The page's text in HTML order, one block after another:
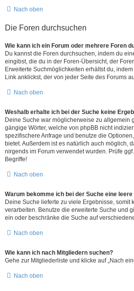
Nach oben
Die Foren durchsuchen
Wie kann ich ein Forum oder mehrere Foren
Du kannst die Foren durchsuchen, indem du
eingibst, die du in der Foren-Übersicht, der
Erweiterte Suchmöglichkeiten erhältst du,
Link anklickst, der von jeder Seite des Forums
Nach oben
Weshalb erhalte ich bei der Suche keine
Deine Suche war möglicherweise zu allgemein
gängige Wörter, welche von phpBB nicht
spezifischere Anfrage und benutze die
bietet. Außerdem ist es natürlich auch möglich,
nirgends im Forum verwendet wurden. Prüfe
Begriffe!
Nach oben
Warum bekomme ich bei der Suche eine leere
Deine Suche lieferte zu viele Ergebnisse, somit
verarbeiten. Benutze die erweiterte Suche und
ein oder beschränke die Suche auf
Nach oben
Wie kann ich nach Mitgliedern suchen?
Gehe zur Mitgliederliste und klicke auf „Nach
Nach oben